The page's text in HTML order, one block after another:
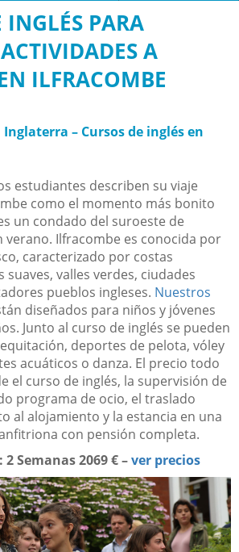
INGLÉS PARA
A
ILFRACOMBE
– Cursos de inglés en
estudiantes describen su viaje
como el momento más bonito
un condado del suroeste de
verano. Ilfracombe es conocida por
caracterizado por costas
valles verdes, ciudades
pueblos ingleses. Nuestros
diseñados para niños y jóvenes
Junto al curso de inglés se pueden
deportes de pelota, vóley
acuáticos o danza. El precio todo
el curso de inglés, la supervisión de
programa de ocio, el traslado
al alojamiento y la estancia en una
con pensión completa.
Semanas 2069 € –ver precios